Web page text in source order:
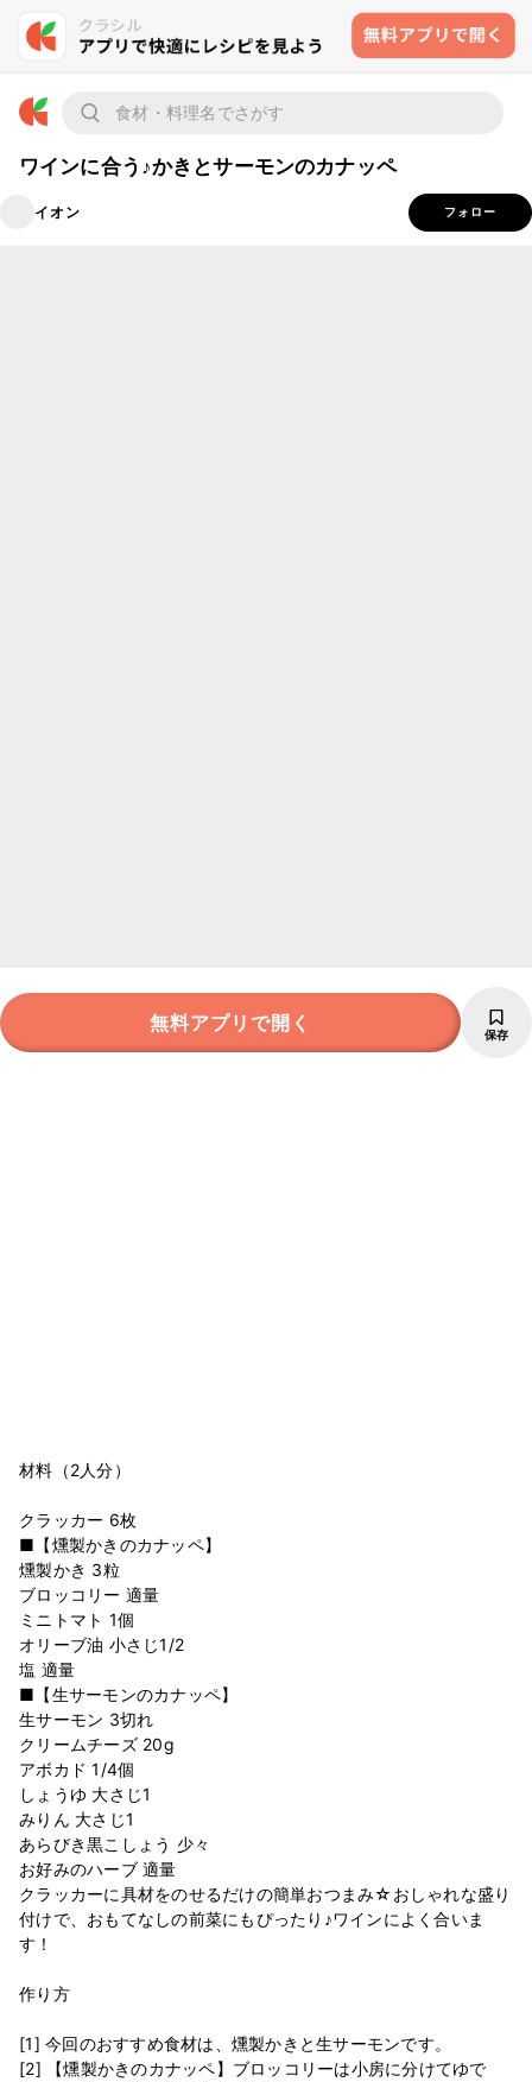
ワインに合う♪かきとサーモンのカナッペ
イオン フォロー
無料アプリで開く 保存
材料（2人分）
クラッカー 6枚
■【燻製かきのカナッペ】
燻製かき 3粒
ブロッコリー 適量
ミニトマト 1個
オリーブ油 小さじ1/2
塩 適量
■【生サーモンのカナッペ】
生サーモン 3切れ
クリームチーズ 20g
アボカド 1/4個
しょうゆ 大さじ1
みりん 大さじ1
あらびき黒こしょう 少々
お好みのハーブ 適量
クラッカーに具材をのせるだけの簡単おつまみ☆おしゃれな盛り
付けで、おもてなしの前菜にもぴったり♪ワインによく合いま
す！
作り方
[1] 今回のおすすめ食材は、燻製かきと生サーモンです。
[2] 【燻製かきのカナッペ】ブロッコリーは小房に分けてゆで